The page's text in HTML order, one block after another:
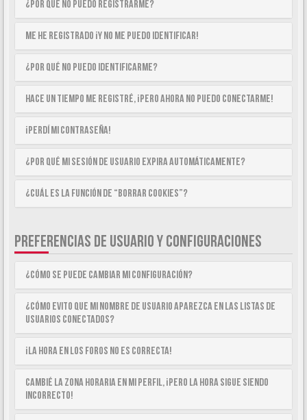
¿Por qué no puedo registrarme?
Me he registrado ¡y no me puedo identificar!
¿Por qué no puedo identificarme?
Hace un tiempo me registré, ¡pero ahora no puedo conectarme!
¡Perdí mi contraseña!
¿Por qué mi sesión de usuario expira automáticamente?
¿Cuál es la función de “Borrar cookies”?
PREFERENCIAS DE USUARIO Y CONFIGURACIONES
¿Cómo se puede cambiar mi configuración?
¿Cómo evito que mi nombre de usuario aparezca en las listas de
usuarios conectados?
¡La hora en los foros no es correcta!
Cambié la zona horaria en mi perfil, ¡pero la hora sigue siendo
incorrecto!